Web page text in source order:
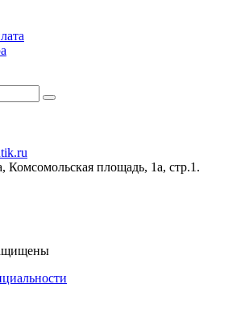
Комсомольская площадь, 1а, стр.1.